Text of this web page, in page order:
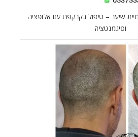
שיער – טיפול בקרקפת עם אלופציה
ופיגמנטציה